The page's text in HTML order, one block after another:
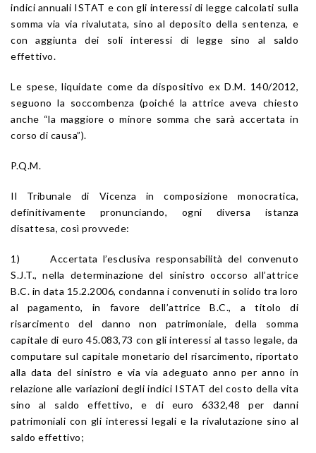
indici annuali ISTAT e con gli interessi di legge calcolati sulla
somma via via rivalutata, sino al deposito della sentenza, e
con aggiunta dei soli interessi di legge sino al saldo
effettivo.
Le spese, liquidate come da dispositivo ex D.M. 140/2012,
seguono la soccombenza (poiché la attrice aveva chiesto
anche “la maggiore o minore somma che sarà accertata in
corso di causa”).
P.Q.M.
Il Tribunale di Vicenza in composizione monocratica,
definitivamente pronunciando, ogni diversa istanza
disattesa, così provvede:
1) Accertata l’esclusiva responsabilità del convenuto
S.J.T., nella determinazione del sinistro occorso all’attrice
B.C. in data 15.2.2006, condanna i convenuti in solido tra loro
al pagamento, in favore dell’attrice B.C., a titolo di
risarcimento del danno non patrimoniale, della somma
capitale di euro 45.083,73 con gli interessi al tasso legale, da
computare sul capitale monetario del risarcimento, riportato
alla data del sinistro e via via adeguato anno per anno in
relazione alle variazioni degli indici ISTAT del costo della vita
sino al saldo effettivo, e di euro 6332,48 per danni
patrimoniali con gli interessi legali e la rivalutazione sino al
saldo effettivo;